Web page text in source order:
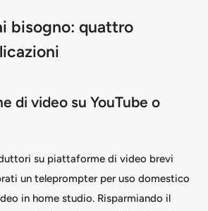
bisogno: quattro
di video su YouTube o
su piattaforme di video brevi
un teleprompter per uso domestico
in home studio. Risparmiando il